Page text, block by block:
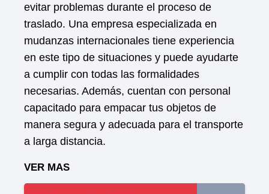
evitar problemas durante el proceso de
traslado. Una empresa especializada en
mudanzas internacionales tiene experiencia
en este tipo de situaciones y puede ayudarte
a cumplir con todas las formalidades
necesarias. Además, cuentan con personal
capacitado para empacar tus objetos de
manera segura y adecuada para el transporte
a larga distancia.
VER MAS